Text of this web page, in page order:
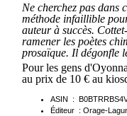
Ne cherchez pas dans
méthode infaillible
auteur à succès.
ramener les poètes
prosaïque. Il dégonfle
Pour les gens
au prix de 10 € au
ASIN ‏ : ‎
Éditeur ‏ :